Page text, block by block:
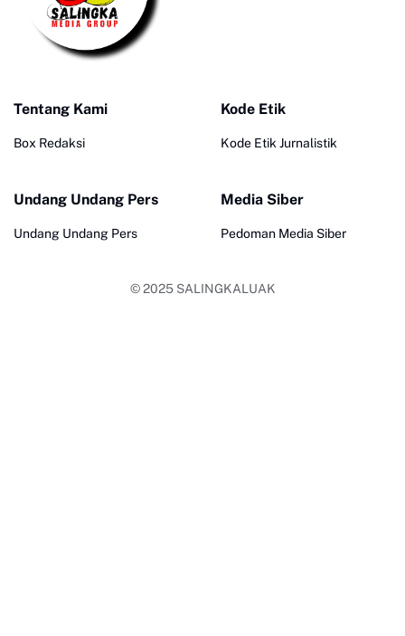
Tentang Kami
Box Redaksi
Kode Etik
Kode Etik Jurnalistik
Undang Undang Pers
Undang Undang Pers
Media Siber
Pedoman Media Siber
© 2025 SALINGKALUAK